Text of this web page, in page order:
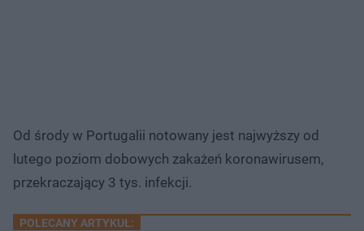
Od środy w Portugalii notowany jest najwyższy od
lutego poziom dobowych zakażeń koronawirusem,
przekraczający 3 tys. infekcji.
POLECANY ARTYKUŁ: